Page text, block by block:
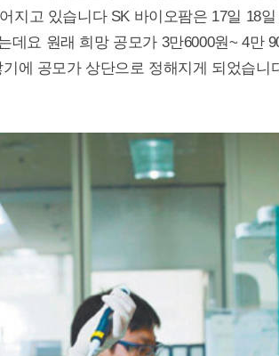
지고 있습니다 SK 바이오팜은 17일 18
데요 원래 희망 공모가 3만6000원~ 4만
에 공모가 상단으로 정해지게 되었습니